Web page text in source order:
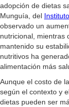
adopción de dietas
Munguía, del
observado un
nutricional, mientras
mantenido su
nutritivos ha
alimentación más
Aunque el costo de
según el contexto y
dietas pueden ser